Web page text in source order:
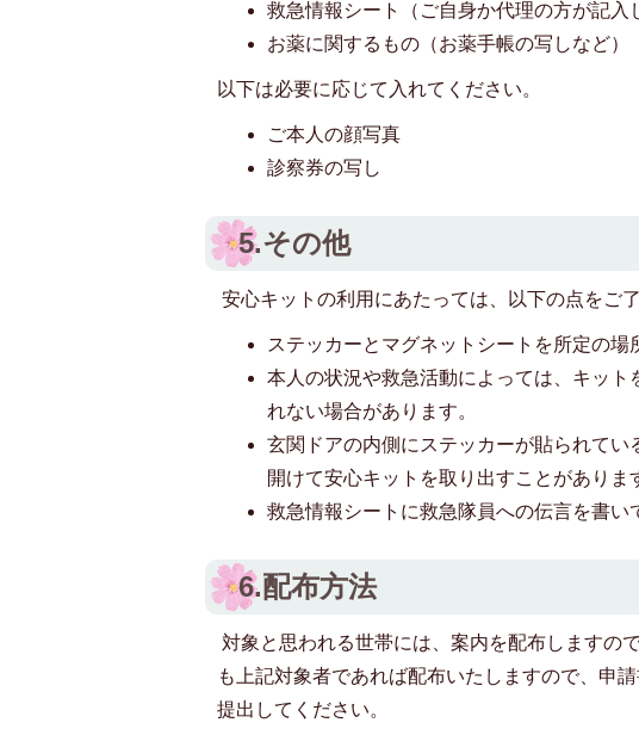
救急情報シート（ご自身か代理の方が記入
お薬に関するもの（お薬手帳の写しなど）
以下は必要に応じて入れてください。
ご本人の顔写真
診察券の写し
5.その他
安心キットの利用にあたっては、以下の点をご
ステッカーとマグネットシートを所定の場
本人の状況や救急活動によっては、キッ
れない場合があります。
玄関ドアの内側にステッカーが貼られて
開けて安心キットを取り出すことがありま
救急情報シートに救急隊員への伝言を書い
6.配布方法
対象と思われる世帯には、案内を配布しますの
も上記対象者であれば配布いたしますので、申
提出してください。